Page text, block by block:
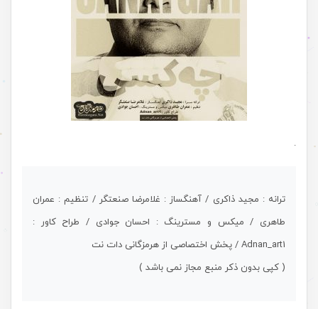
.
ترانه : مجید ذاکری / آهنگساز : غلامرضا صنعتگر / تنظیم : عمران
طاهری / میکس و مسترینگ : احسان جوادی / طراح کاور :
Adnan_art1 / پخش اختصاصی از هرمزگانی دات نت
( کپی بدون ذکر منبع مجاز نمی باشد )